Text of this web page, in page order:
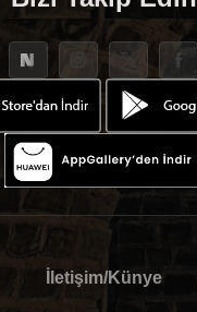
İletişim/Künye